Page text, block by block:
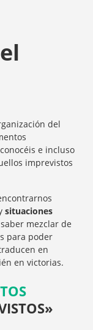
del
e incluso
imprevistos
situaciones
mezclar de
para poder
en
en victorias.